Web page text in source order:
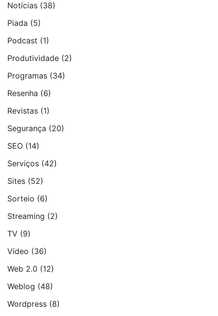
Notí­cias (38)
Piada (5)
Podcast (1)
Produtividade (2)
Programas (34)
Resenha (6)
Revistas (1)
Segurança (20)
SEO (14)
Serviços (42)
Sites (52)
Sorteio (6)
Streaming (2)
TV (9)
Vídeo (36)
Web 2.0 (12)
Weblog (48)
Wordpress (8)